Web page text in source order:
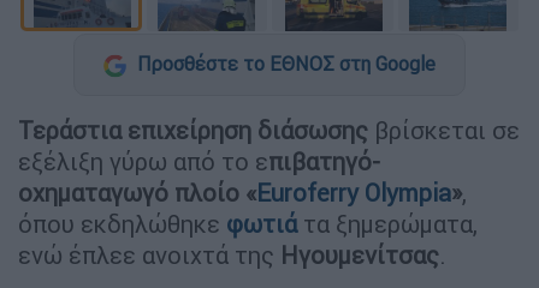
Προσθέστε το ΕΘΝΟΣ στη Google
Τεράστια επιχείρηση διάσωσης βρίσκεται σε
εξέλιξη γύρω από το επιβατηγό-
οχηματαγωγό πλοίο «Euroferry Olympia»,
όπου εκδηλώθηκε φωτιά τα ξημερώματα,
ενώ έπλεε ανοιχτά της Ηγουμενίτσας.